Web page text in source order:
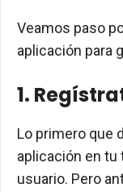
Veamos paso
aplicación para
1.
Lo primero que
aplicación en
usuario. Pero